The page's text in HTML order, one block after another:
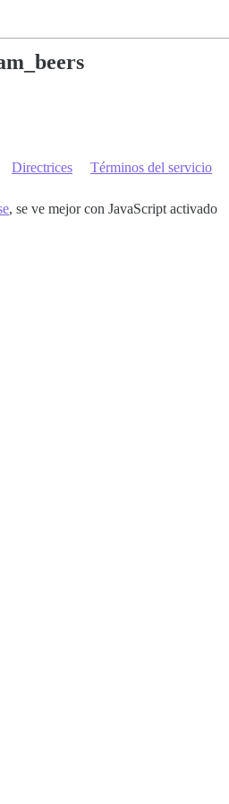
Directrices Términos del servicio
, se ve mejor con JavaScript activado